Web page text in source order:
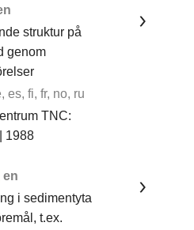
struktur på
genom
es, fi, fr, no, ru
TNC:
1988
en
i sedimentyta
t.ex.